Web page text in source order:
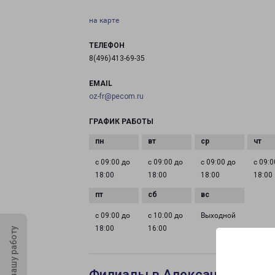
на карте
ТЕЛЕФОН
8(496)413-69-35
EMAIL
oz-fr@pecom.ru
ГРАФИК РАБОТЫ
с 09:00 до
18:00
с 09:00 до
18:00
с 09:00 до
18:00
с
18:00
с 09:00 до
18:00
с 10:00 до
16:00
Выходной